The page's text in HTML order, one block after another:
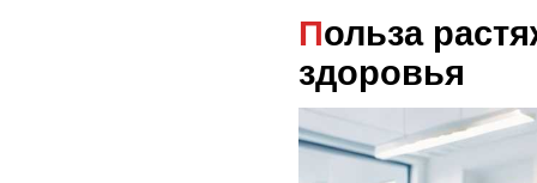
Польза растяжки для спины и
здоровья